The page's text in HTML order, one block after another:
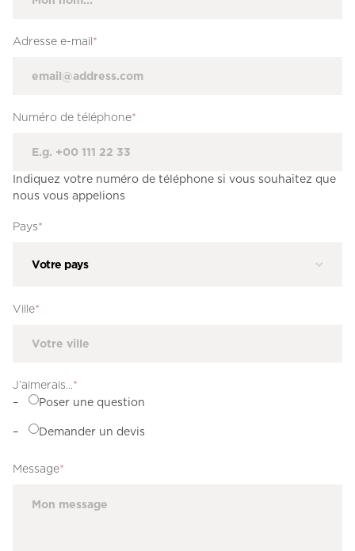
Adresse e-mail*
Numéro de téléphone*
Indiquez votre numéro de téléphone si vous souhaitez que
nous vous appelions
Pays*
Ville*
J’aimerais...*
Poser une question
Demander un devis
Message*